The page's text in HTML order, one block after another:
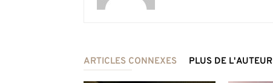
ARTICLES CONNEXES PLUS DE L'AUTEUR